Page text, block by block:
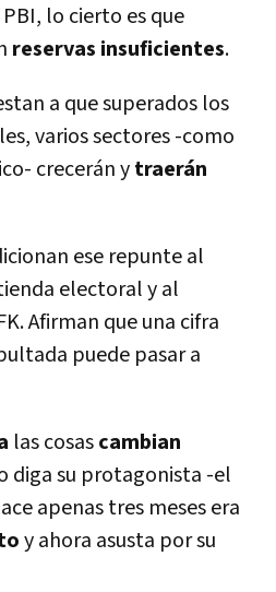
lo cierto es que
reservas insuficientes.
a que superados los
varios sectores -como
crecerán ytraerán
ese repunte al
electoral y al
Afirman que una cifra
puede pasar a
las cosascambian
diga su protagonista -el
apenas tres meses era
y ahora asusta por su